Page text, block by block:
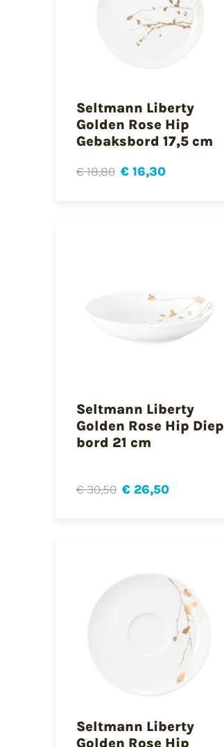
Seltmann Liberty
Golden Rose Hip
Gebaksbord 17,5 cm
€ 18,80 € 16,30
Seltmann Liberty
Golden Rose Hip Diep
bord 21 cm
€ 30,50 € 26,50
Seltmann Liberty
Golden Rose Hip